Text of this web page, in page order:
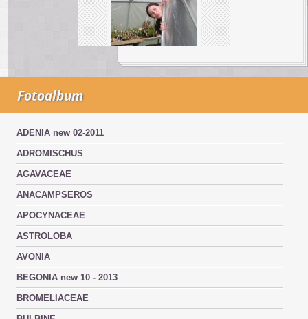
Fotoalbum
ADENIA new 02-2011
ADROMISCHUS
AGAVACEAE
ANACAMPSEROS
APOCYNACEAE
ASTROLOBA
AVONIA
BEGONIA new 10 - 2013
BROMELIACEAE